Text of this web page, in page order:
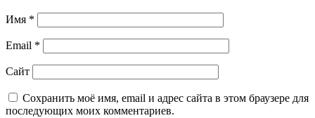
Имя *
Email *
Сайт
Сохранить моё имя, email и адрес сайта в этом браузере для
последующих моих комментариев.